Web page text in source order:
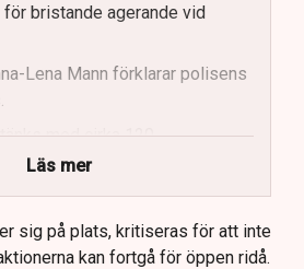
bristande agerande vid
Lena Mann förklarar polisens
med cirka 120
och uniformerad polis
bevis.
komplext när det gäller
Läs mer
sig på plats, kritiseras för att inte
kan fortgå för öppen ridå.